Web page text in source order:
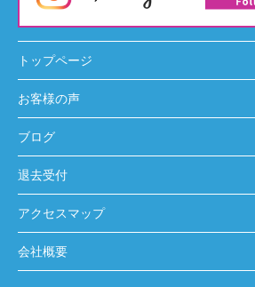
トップページ
お客様の声
ブログ
退去受付
アクセスマップ
会社概要